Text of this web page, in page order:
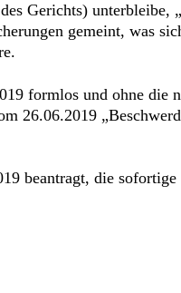
Gerichts) unterbleibe,
gemeint, was
formlos und ohne die
26.06.2019
beantragt, die sofortige